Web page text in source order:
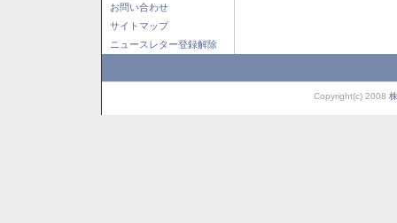
お問い合わせ
サイトマップ
ニュースレター登録解除
Copyright(c) 2008